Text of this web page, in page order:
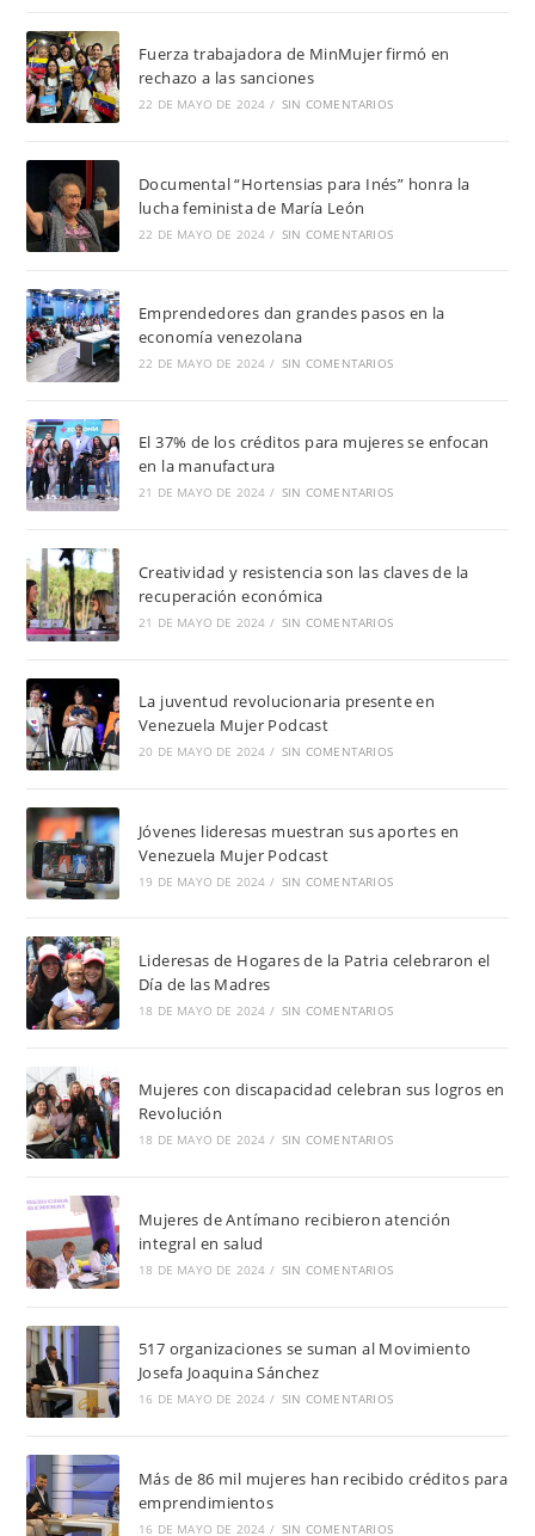
Fuerza trabajadora de MinMujer firmó en
rechazo a las sanciones
22 DE MAYO DE 2024 / SIN COMENTARIOS
Documental “Hortensias para Inés” honra la
lucha feminista de María León
22 DE MAYO DE 2024 / SIN COMENTARIOS
Emprendedores dan grandes pasos en la
economía venezolana
22 DE MAYO DE 2024 / SIN COMENTARIOS
El 37% de los créditos para mujeres se enfocan
en la manufactura
21 DE MAYO DE 2024 / SIN COMENTARIOS
Creatividad y resistencia son las claves de la
recuperación económica
21 DE MAYO DE 2024 / SIN COMENTARIOS
La juventud revolucionaria presente en
Venezuela Mujer Podcast
20 DE MAYO DE 2024 / SIN COMENTARIOS
Jóvenes lideresas muestran sus aportes en
Venezuela Mujer Podcast
19 DE MAYO DE 2024 / SIN COMENTARIOS
Lideresas de Hogares de la Patria celebraron el
Día de las Madres
18 DE MAYO DE 2024 / SIN COMENTARIOS
Mujeres con discapacidad celebran sus logros en
Revolución
18 DE MAYO DE 2024 / SIN COMENTARIOS
Mujeres de Antímano recibieron atención
integral en salud
18 DE MAYO DE 2024 / SIN COMENTARIOS
517 organizaciones se suman al Movimiento
Josefa Joaquina Sánchez
16 DE MAYO DE 2024 / SIN COMENTARIOS
Más de 86 mil mujeres han recibido créditos para
emprendimientos
16 DE MAYO DE 2024 / SIN COMENTARIOS